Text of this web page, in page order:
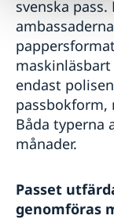
svenska
endast
Båda typerna
månader.
Passet
genomföras